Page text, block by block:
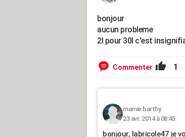
bonjour
aucun probleme
2l pour 30l c'est
Commenter 1
mamie barthy
23 avr. 2014 à 08:45
bonjour, labricole47 je